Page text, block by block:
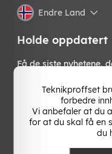
Endre Land
Holde oppdatert
Få de siste nyhetene,
nyhetsbrev!
Teknikproffset
forbedre
Vi anbefaler at du
for at du skal få en
du